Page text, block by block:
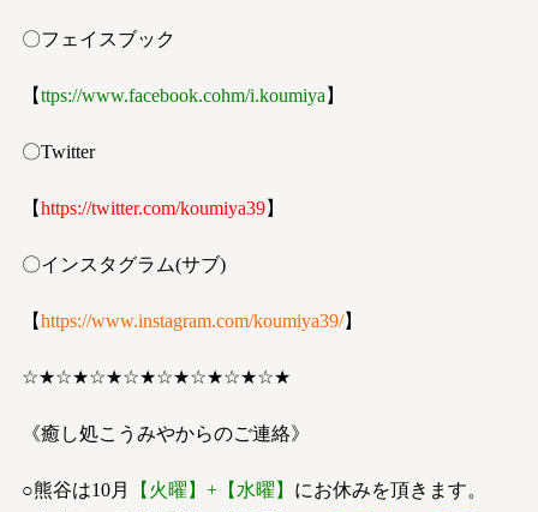
〇フェイスブック
【ttps://www.facebook.cohm/i.koumiya 】
〇Twitter
【https://twitter.com/koumiya39】
〇インスタグラム(サブ)
【https://www.instagram.com/koumiya39/】
☆★☆★☆★☆★☆★☆★☆★☆★
《癒し処こうみやからのご連絡》
○熊谷は10月 【火曜】+【水曜】 にお休みを頂きます。